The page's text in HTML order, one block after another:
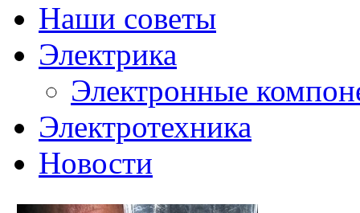
Наши советы
Электрика
Электронные
Электротехника
Новости